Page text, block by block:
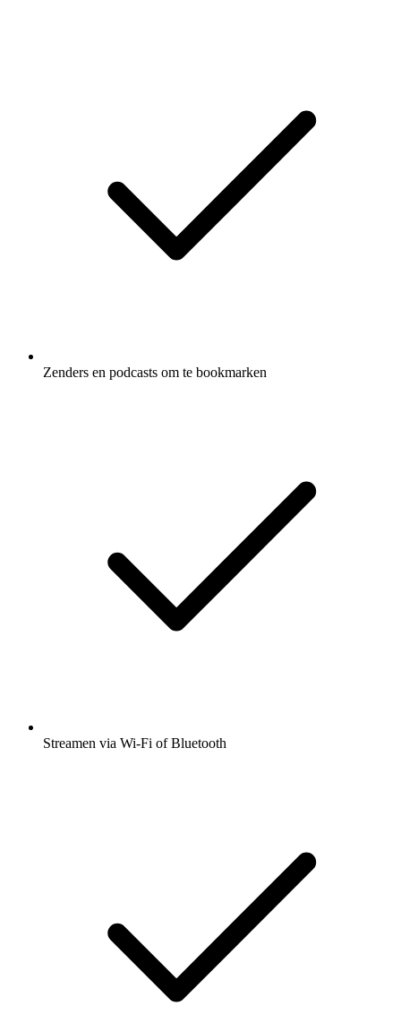
Zenders en podcasts om te bookmarken
Streamen via Wi-Fi of Bluetooth